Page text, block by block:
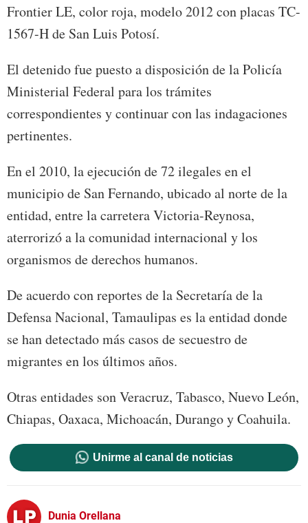
Frontier LE, color roja, modelo 2012 con placas TC-
1567-H de San Luis Potosí.
El detenido fue puesto a disposición de la Policía
Ministerial Federal para los trámites
correspondientes y continuar con las indagaciones
pertinentes.
En el 2010, la ejecución de 72 ilegales en el
municipio de San Fernando, ubicado al norte de la
entidad, entre la carretera Victoria-Reynosa,
aterrorizó a la comunidad internacional y los
organismos de derechos humanos.
De acuerdo con reportes de la Secretaría de la
Defensa Nacional, Tamaulipas es la entidad donde
se han detectado más casos de secuestro de
migrantes en los últimos años.
Otras entidades son Veracruz, Tabasco, Nuevo León,
Chiapas, Oaxaca, Michoacán, Durango y Coahuila.
Unirme al canal de noticias
Dunia Orellana